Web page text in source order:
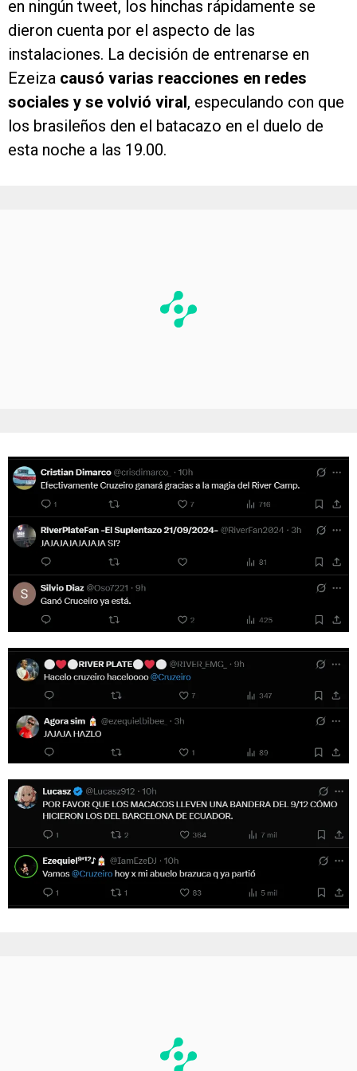
en ningún tweet, los hinchas rápidamente se
dieron cuenta por el aspecto de las
instalaciones. La decisión de entrenarse en
Ezeiza causó varias reacciones en redes
sociales y se volvió viral, especulando con que
los brasileños den el batacazo en el duelo de
esta noche a las 19.00.